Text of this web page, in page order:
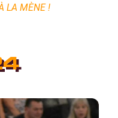
LA MÈNE !